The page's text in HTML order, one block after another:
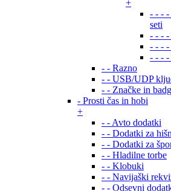
+
- - - -
seti
- - - -
- - - -
- - - -
- - Razno
- - USB/UDP
- - Značke in
- Prosti čas in hobi
+
- - Avto dodatki
- - Dodatki za
- - Dodatki za
- - Hladilne torbe
- - Klobuki
- - Navijaški
- - Odsevni